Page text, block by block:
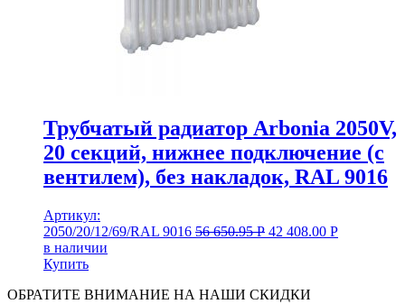
Трубчатый радиатор Arbonia 2050V,
20 секций, нижнее подключение (с
вентилем), без накладок, RAL 9016
Артикул:
2050/20/12/69/RAL 9016 56 650.95Р 42 408.00 Р
в наличии
Купить
ОБРАТИТЕ ВНИМАНИЕ НА НАШИ СКИДКИ